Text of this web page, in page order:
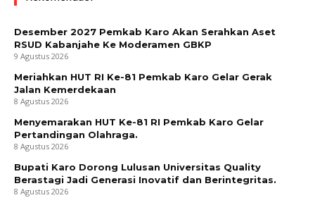
Desember 2027 Pemkab Karo Akan Serahkan Aset
RSUD Kabanjahe Ke Moderamen GBKP
9 Agustus 2026
Meriahkan HUT RI Ke-81 Pemkab Karo Gelar Gerak
Jalan Kemerdekaan
8 Agustus 2026
Menyemarakan HUT Ke-81 RI Pemkab Karo Gelar
Pertandingan Olahraga.
8 Agustus 2026
Bupati Karo Dorong Lulusan Universitas Quality
Berastagi Jadi Generasi Inovatif dan Berintegritas.
8 Agustus 2026